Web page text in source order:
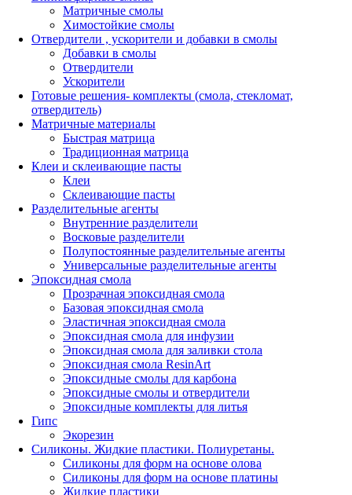
Матричные смолы
Химостойкие смолы
Отвердители , ускорители и добавки в смолы
Добавки в смолы
Отвердители
Ускорители
Готовые решения- комплекты (смола, стекломат,
отвердитель)
Матричные материалы
Быстрая матрица
Традиционная матрица
Клеи и склеивающие пасты
Клеи
Склеивающие пасты
Разделительные агенты
Внутренние разделители
Восковые разделители
Полупостоянные разделительные агенты
Универсальные разделительные агенты
Эпоксидная смола
Прозрачная эпоксидная смола
Базовая эпоксидная смола
Эластичная эпоксидная смола
Эпоксидная смола для инфузии
Эпоксидная смола для заливки стола
Эпоксидная смола ResinArt
Эпоксидные смолы для карбона
Эпоксидные смолы и отвердители
Эпоксидные комплекты для литья
Гипс
Экорезин
Силиконы. Жидкие пластики. Полиуретаны.
Силиконы для форм на основе олова
Силиконы для форм на основе платины
Жидкие пластики